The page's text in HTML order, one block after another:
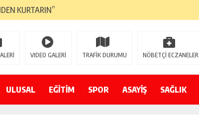
KURTARIN”
YENİ GÖZDESİ OLACAK”
VIDEO GALERİ TRAFİK DURUMU NÖBETÇİ ECZANELER
ULUSAL EĞİTİM SPOR ASAYİŞ SAĞLIK